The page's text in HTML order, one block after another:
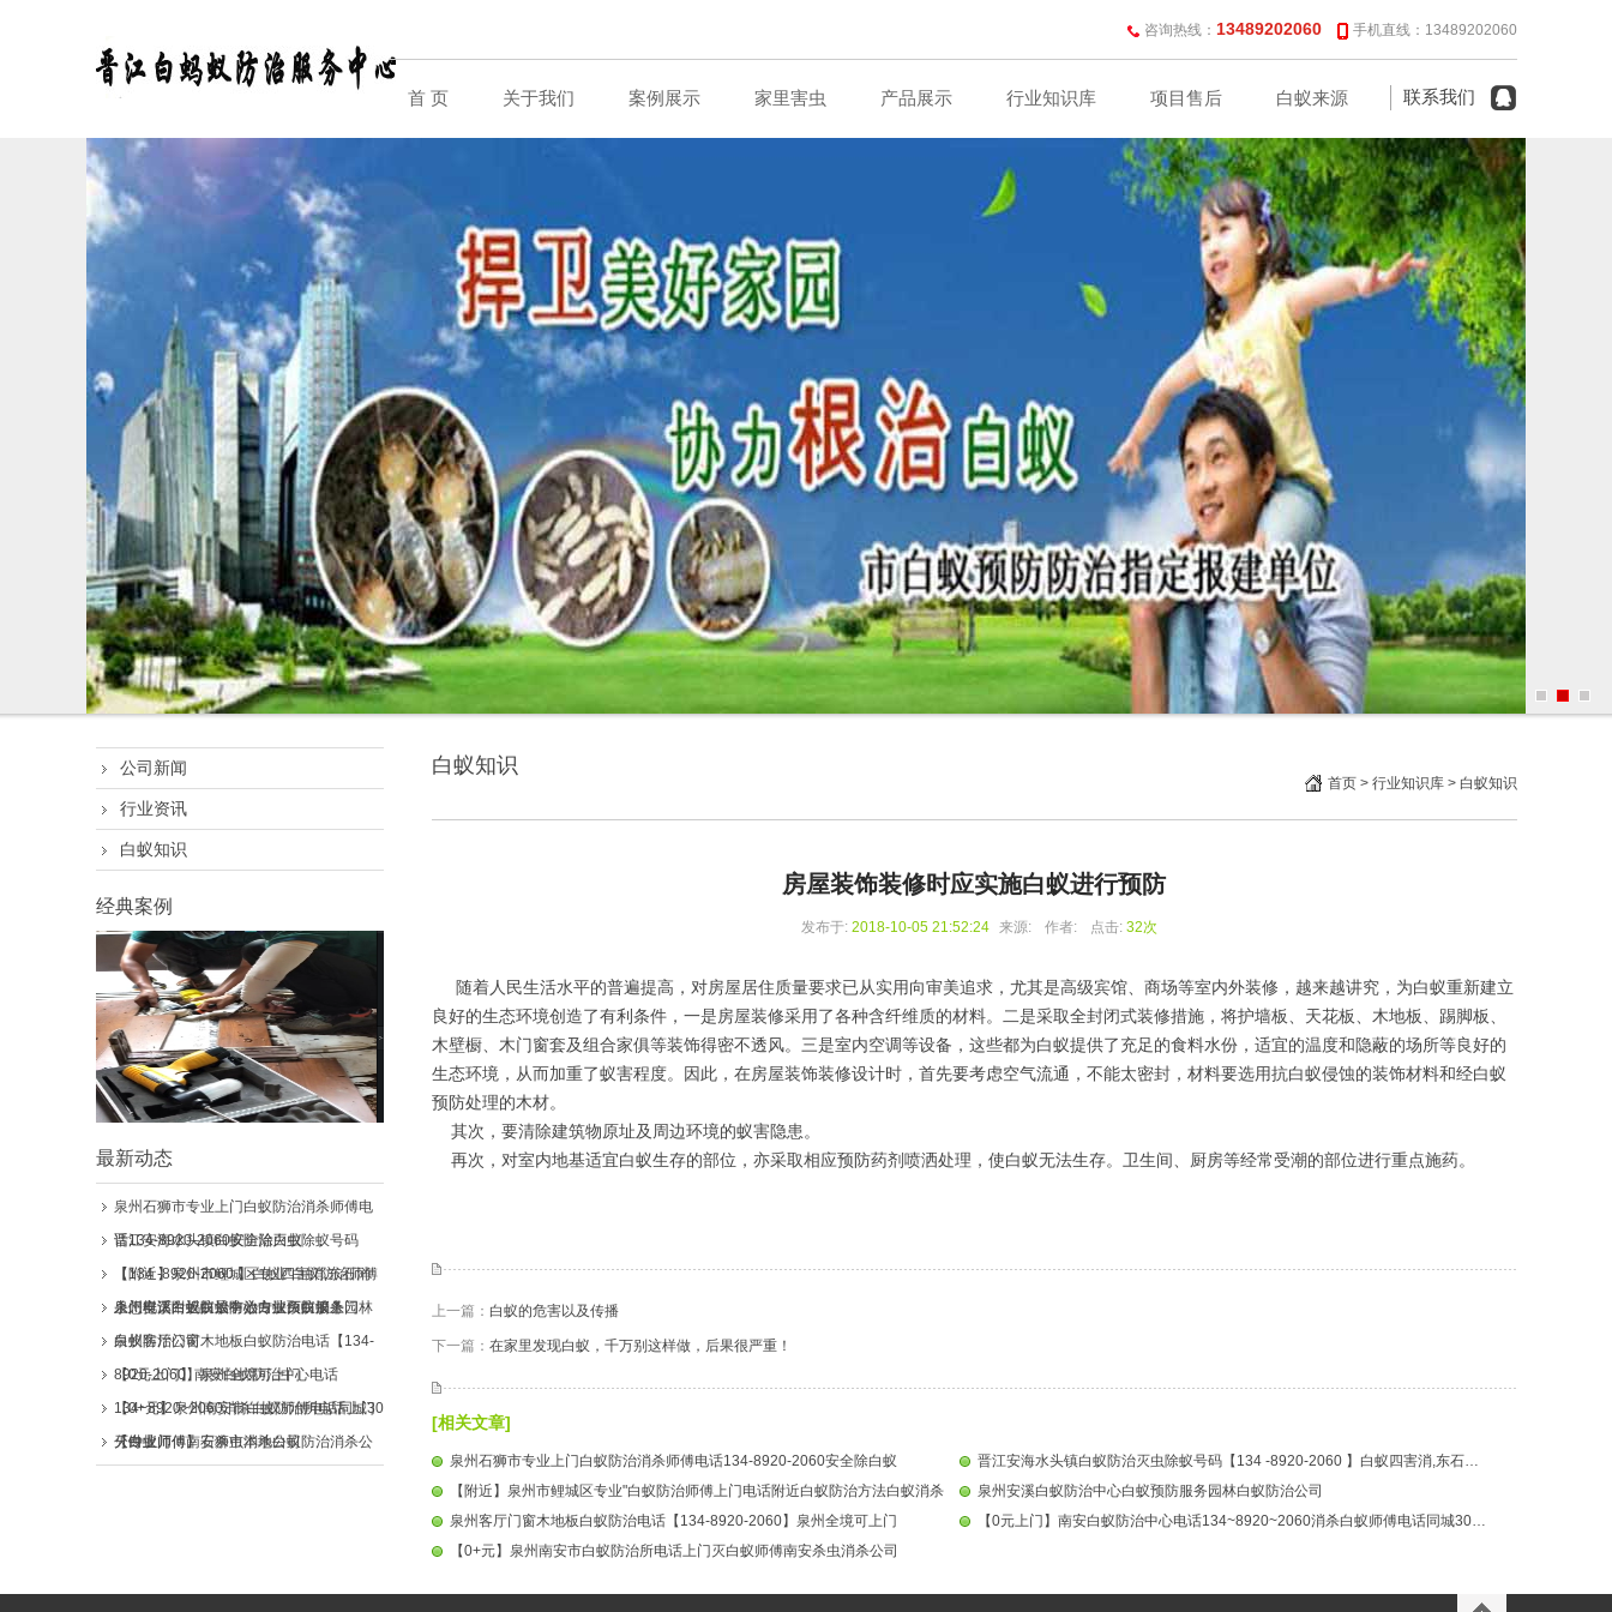
咨询热线： 13489202060 手机直线：13489202060
首 页 关于我们 案例展示 家里害虫 产品展示 行业知识库 项目售后 白蚁来源 联系我们
公司新闻
行业资讯
白蚁知识
经典案例
最新动态
泉州石狮市专业上门白蚁防治消杀师傅电
话134-8920-2060安全除白蚁
晋江安海水头镇白蚁防治灭虫除蚁号码
【134 -8920-2060 】白蚁四害消,东石消
杀怎样灭白蚂蚁最有效专业灭白蚁上门
【附近】泉州市鲤城区专业"白蚁防治师傅
上门电话附近白蚁防治方法白蚁消杀
泉州安溪白蚁防治中心白蚁预防服务园林
白蚁防治公司
泉州客厅门窗木地板白蚁防治电话【134-
8920-2060】泉州全境可上门
【0元上门】南安白蚁防治中心电话
134~8920~2060消杀白蚁师傅电话同城30
分钟上门
【0+元】泉州南安市白蚁防治所电话上门
灭白蚁师傅南安杀虫消杀公司
【专业师傅】石狮市本地白蚁防治消杀公
白蚁知识
首页> 行业知识库> 白蚁知识
房屋装饰装修时应实施白蚁进行预防
发布于: 2018-10-05 21:52:24 来源: 作者: 点击: 32次
随着人民生活水平的普遍提高，对房屋居住质量要求已从实用向审美追求，尤其是高级宾馆、商场等室内外装修，越来越讲究，为白蚁重新建立
良好的生态环境创造了有利条件，一是房屋装修采用了各种含纤维质的材料。二是采取全封闭式装修措施，将护墙板、天花板、木地板、踢脚板、
木壁橱、木门窗套及组合家俱等装饰得密不透风。三是室内空调等设备，这些都为白蚁提供了充足的食料水份，适宜的温度和隐蔽的场所等良好的
生态环境，从而加重了蚁害程度。因此，在房屋装饰装修设计时，首先要考虑空气流通，不能太密封，材料要选用抗白蚁侵蚀的装饰材料和经白蚁
预防处理的木材。
其次，要清除建筑物原址及周边环境的蚁害隐患。
再次，对室内地基适宜白蚁生存的部位，亦采取相应预防药剂喷洒处理，使白蚁无法生存。卫生间、厨房等经常受潮的部位进行重点施药。
上一篇： 白蚁的危害以及传播
下一篇： 在家里发现白蚁，千万别这样做，后果很严重！
[相关文章]
泉州石狮市专业上门白蚁防治消杀师傅电话134-8920-2060安全除白蚁
晋江安海水头镇白蚁防治灭虫除蚁号码【134 -8920-2060 】白蚁四害消,东石消杀怎样灭白蚂蚁最有效专业灭白蚁上门
【附近】泉州市鲤城区专业"白蚁防治师傅上门电话附近白蚁防治方法白蚁消杀
泉州安溪白蚁防治中心白蚁预防服务园林白蚁防治公司
泉州客厅门窗木地板白蚁防治电话【134-8920-2060】泉州全境可上门
【0元上门】南安白蚁防治中心电话134~8920~2060消杀白蚁师傅电话同城30分钟上门
【0+元】泉州南安市白蚁防治所电话上门灭白蚁师傅南安杀虫消杀公司